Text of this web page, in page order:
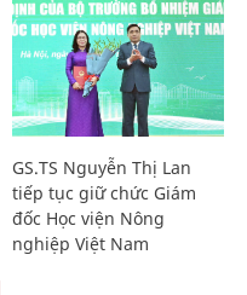
GS.TS Nguyễn Thị Lan
tiếp tục giữ chức Giám
đốc Học viện Nông
nghiệp Việt Nam